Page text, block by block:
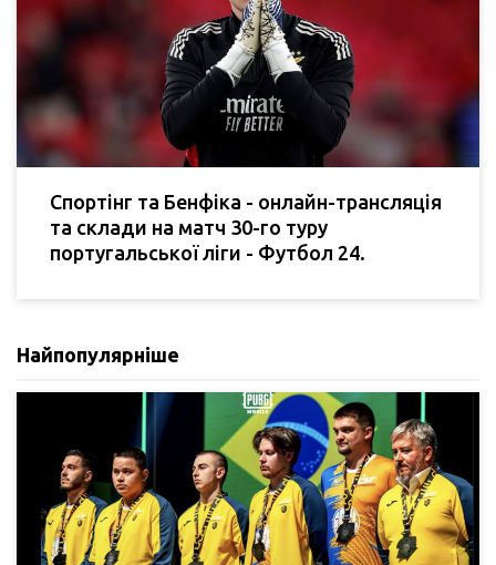
Спортінг та Бенфіка - онлайн-трансляція
та склади на матч 30-го туру
португальської ліги - Футбол 24.
Найпопулярніше